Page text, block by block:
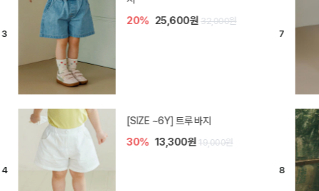
엘로디 니트 아기 바지
20% 16,000원 20,000원